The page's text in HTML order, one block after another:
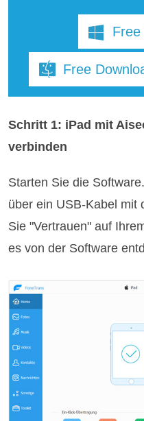
Free
Free
Schritt 1: iPad mit
verbinden
Starten Sie die
über ein USB-Kabel mit
Sie "Vertrauen" auf
es von der Software